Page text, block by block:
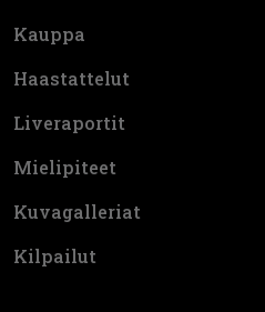
Kauppa
Haastattelut
Liveraportit
Mielipiteet
Kuvagalleriat
Kilpailut